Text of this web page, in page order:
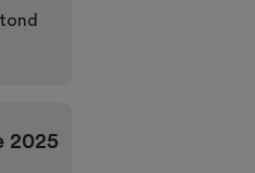
2025